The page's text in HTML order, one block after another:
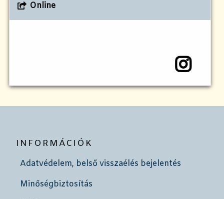
Online
INFORMÁCIÓK
Adatvédelem, belső visszaélés bejelentés
Minőségbiztosítás